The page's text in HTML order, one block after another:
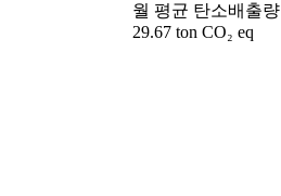
월 평균 탄소배출량
29.67 ton CO₂ eq